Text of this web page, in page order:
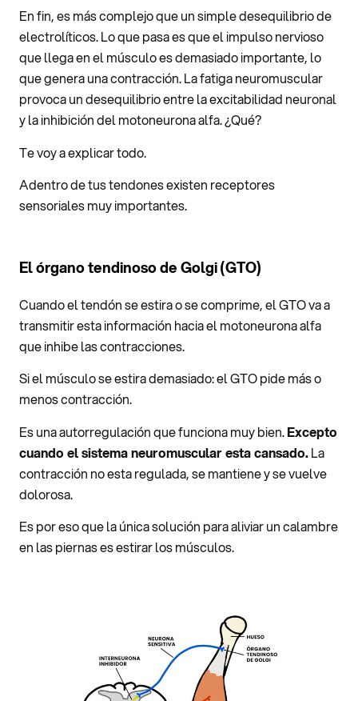
En fin, es más complejo que un simple desequilibrio de
electrolíticos. Lo que pasa es que el impulso nervioso
que llega en el músculo es demasiado importante, lo
que genera una contracción. La fatiga neuromuscular
provoca un desequilibrio entre la excitabilidad neuronal
y la inhibición del motoneurona alfa. ¿Qué?
Te voy a explicar todo.
Adentro de tus tendones existen receptores
sensoriales muy importantes.
El órgano tendinoso de Golgi (GTO)
Cuando el tendón se estira o se comprime, el GTO va a
transmitir esta información hacia el motoneurona alfa
que inhibe las contracciones.
Si el músculo se estira demasiado: el GTO pide más o
menos contracción.
Es una autorregulación que funciona muy bien.Excepto
cuando el sistema neuromuscular esta cansado.La
contracción no esta regulada, se mantiene y se vuelve
dolorosa.
Es por eso que la única solución para aliviar un calambre
en las piernas es estirar los músculos.